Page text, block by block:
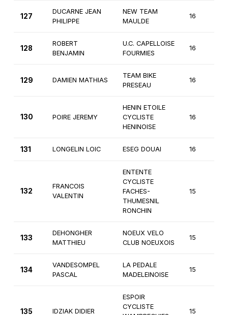
127
DUCARNE JEAN
PHILIPPE
NEW TEAM
MAULDE
16
128
ROBERT
BENJAMIN
U.C. CAPELLOISE
FOURMIES
16
129 DAMIEN MATHIAS
TEAM BIKE
PRESEAU
16
130 POIRE JEREMY
HENIN ETOILE
CYCLISTE
HENINOISE
16
131 LONGELIN LOIC ESEG DOUAI 16
132
FRANCOIS
VALENTIN
ENTENTE
CYCLISTE
FACHES-
THUMESNIL
RONCHIN
15
133
DEHONGHER
MATTHIEU
NOEUX VELO
CLUB NOEUXOIS
15
134
VANDESOMPEL
PASCAL
LA PEDALE
MADELEINOISE
15
135 IDZIAK DIDIER
ESPOIR
CYCLISTE
15